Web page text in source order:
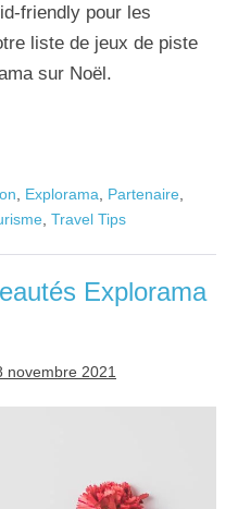
friendly pour les
liste de jeux de piste
sur Noël.
Explorama Partenaire
Travel Tips
Explorama
novembre 2021